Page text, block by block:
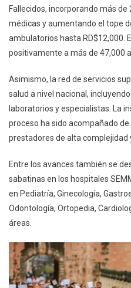
Fallecidos, incorporando más
médicas y aumentando el tope
ambulatorios hasta RD$12,000.
positivamente a más de 47,000
Asimismo, la red de servicios
salud a nivel nacional,
laboratorios y especialistas. La
proceso ha sido acompañado
prestadores de alta complejidad
Entre los avances también se
sabatinas en los hospitales
en Pediatría, Ginecología,
Odontología, Ortopedia,
áreas.